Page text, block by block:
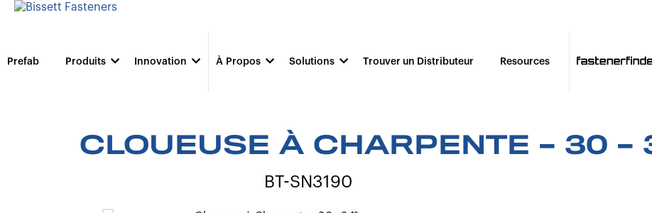
Prefab Produits Innovation À Propos Solutions Trouver un Distributeur Resources
CLOUEUSE À CHARPENTE – 30 –
BT-SN3190